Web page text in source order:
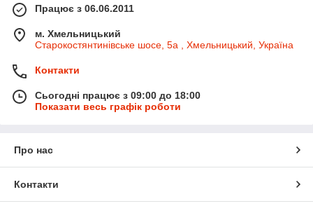
Працює з 06.06.2011
м. Хмельницький
Старокостянтинівське шосе, 5а , Хмельницький, Україна
Контакти
Сьогодні працює з 09:00 до 18:00
Показати весь графік роботи
Про нас
Контакти